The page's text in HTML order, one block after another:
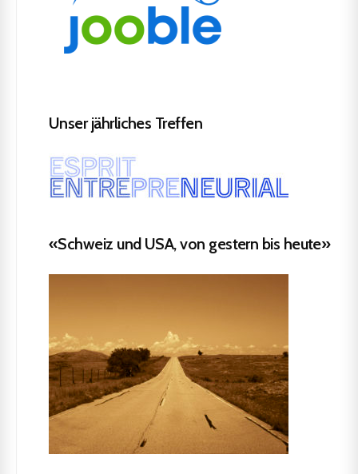
Unser jährliches Treffen
«Schweiz und USA, von gestern bis heute»